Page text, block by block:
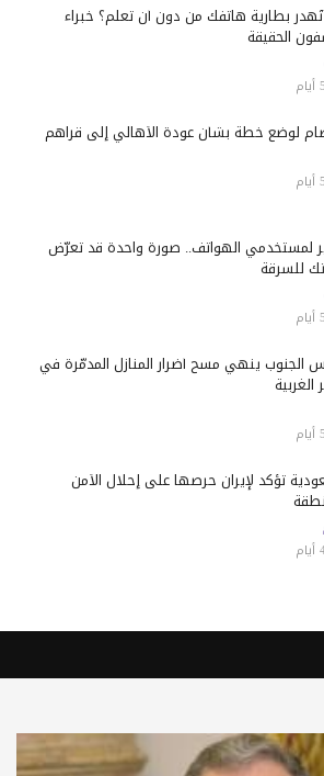
بطارية هاتفك من دون أن تعلم؟ خبراء
الحقيقة
لوضع خطة بشأن عودة الأهالي إلى قراهم
لمستخدمي الهواتف.. صورة واحدة قد تعرّض
للسرقة
الجنوب ينهي مسح أضرار المنازل المدمّرة في
تؤكد لإيران حرصها على إحلال الأمن